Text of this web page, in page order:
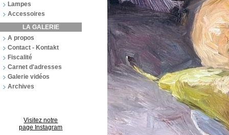
Lampes
Accessoires
LA GALERIE
A propos
Contact - Kontakt
Fiscalité
Carnet d'adresses
Galerie vidéos
Archives
Visitez notre
page Instagram